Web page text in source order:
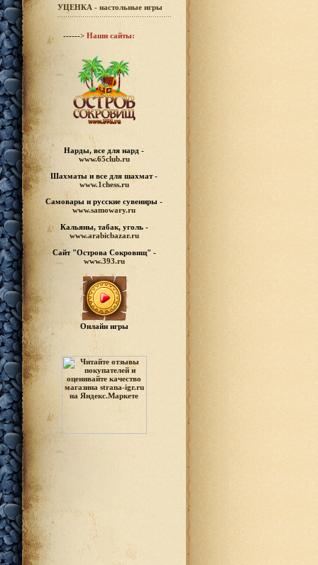
УЦЕНКА - настольные игры
------> Наши сайты:
Нарды, все для нард -
www.65club.ru
Шахматы и все для шахмат -
www.1chess.ru
Самовары и русские сувениры -
www.samowary.ru
Кальяны, табак, уголь -
www.arabicbazar.ru
Сайт "Острова Сокровищ" -
www.393.ru
Онлайн игры